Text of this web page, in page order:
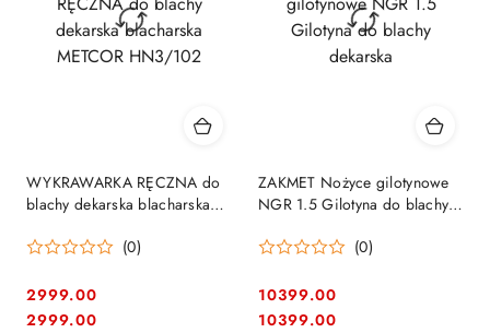
WYKRAWARKA RĘCZNA do
blachy dekarska blacharska
(0)
Cena:
2999.00
Cena:
2999.00
ZAKMET Nożyce gilotynowe
NGR 1.5 Gilotyna do blachy
(0)
Cena:
10399.00
Cena:
10399.00